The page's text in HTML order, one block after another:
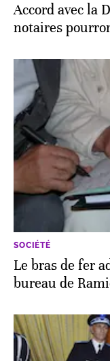
Accord avec la
notaires
SOCIÉTÉ
Le bras de fer
bureau de